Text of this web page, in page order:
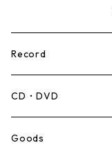
Record
Mento,Calypso,Ballad
Ska
CD・DVD
Goods